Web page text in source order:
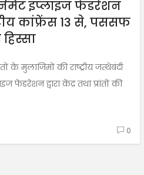
इंप्लाइज फेडरेशन
कांफ्रेंस 13 से, पससफ
के मुलाजिमों की राष्ट्रीय जत्थेबंदी
फेडरेशन द्वारा केंद्र तथा प्रांतों की
0